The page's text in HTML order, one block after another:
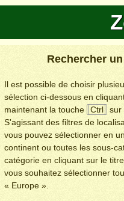
Rechercher
Il est possible de choisir
sélection ci-dessous en
maintenant la touche
Ctrl sur
S'agissant des filtres de
vous pouvez sélectionner en
continent ou toutes les sous-
catégorie en cliquant sur le
vous souhaitez sélectionner
« Europe ».